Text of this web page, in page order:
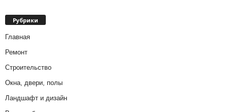
Рубрики
Главная
Ремонт
Строительство
Окна, двери, полы
Ландшафт и дизайн